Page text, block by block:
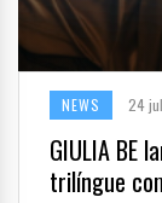
NEWS 24
GIULIA BE
trilíngue